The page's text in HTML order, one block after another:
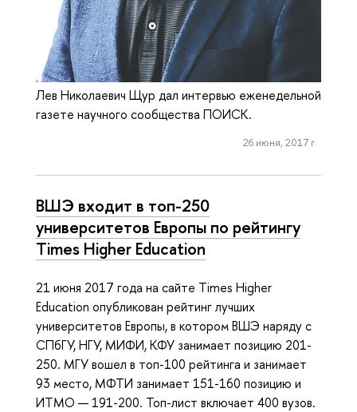
Лев Николаевич Щур дал интервью еженедельной
газете научного сообщества ПОИСК.
26 июня, 2017 г.
ВШЭ входит в топ-250
университетов Европы по рейтингу
Times Higher Education
21 июня 2017 года на сайте Times Higher
Education опубликован рейтинг лучших
университетов Европы, в котором ВШЭ наряду с
СПбГУ, НГУ, МИФИ, КФУ занимает позицию 201-
250. МГУ вошел в топ-100 рейтинга и занимает
93 место, МФТИ занимает 151-160 позицию и
ИТМО — 191-200. Топ-лист включает 400 вузов.